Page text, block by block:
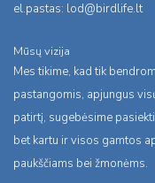
el.pastas: lod@birdlife.lt
Mūsų vizija
Mes tikime, kad tik
pastangomis, apjungus
patirtį, sugebėsime
bet kartu ir visos gamtos
paukščiams bei žmonėms.